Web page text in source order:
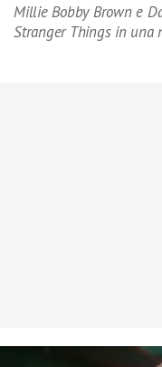
Millie Bobby Brown e
Stranger Things in